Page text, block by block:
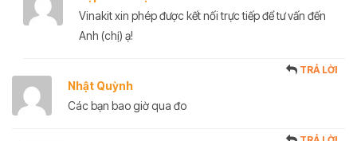
Vinakit xin phép được kết nối trực tiếp để tư vấn đến
Anh (chị) ạ!
Nhật Quỳnh
TRẢ LỜI
Các bạn bao giờ qua đo